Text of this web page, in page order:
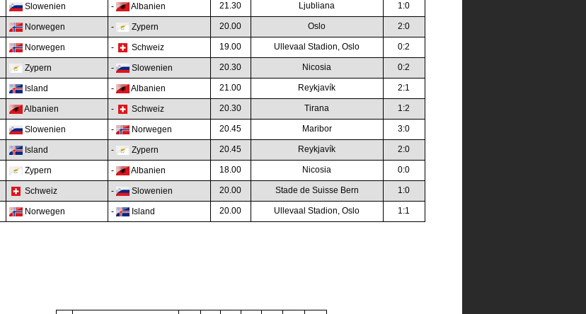
Slowenien - Albanien 21.30 Ljubliana 1:0
Norwegen - Zypern 20.00 Oslo 2:0
Norwegen - Schweiz 19.00 Ullevaal Stadion, Oslo 0:2
Zypern - Slowenien 20.30 Nicosia 0:2
Island - Albanien 21.00 Reykjavík 2:1
Albanien - Schweiz 20.30 Tirana 1:2
Slowenien - Norwegen 20.45 Maribor 3:0
Island - Zypern 20.45 Reykjavík 2:0
Zypern - Albanien 18.00 Nicosia 0:0
Schweiz - Slowenien 20.00 Stade de Suisse Bern 1:0
Norwegen - Island 20.00 Ullevaal Stadion, Oslo 1:1